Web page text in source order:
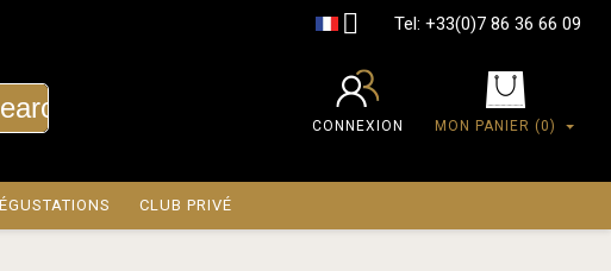
 Tel: +33(0)7 86 36 66 09
MON PANIER (0)
CONNEXION
CLUB PRIVÉ